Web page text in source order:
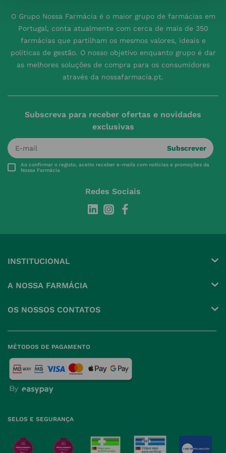
O Grupo Nossa Farmácia é o maior grupo de farmácias em
Portugal, conta atualmente com cerca de mais de 350
farmácias que partilham os mesmos valores, ideais e
políticas de gestão. O nosso objetivo enquanto grupo é dar
as melhores soluções de compra para os consumidores
através da nossafarmacia.pt.
Subscreva para receber ofertas e novidades
exclusivas
Subscrever
Ao confirmar o registo, aceito receber e-mails com notícias e promoções da
Nossa Farmácia
Redes Sociais
INSTITUCIONAL
A NOSSA FARMÁCIA
Política de Privacidade
Política de Cookies
Política de Devoluções
OS NOSSOS CONTATOS
Farmácias perto de si
MÉTODOS DE PAGAMENTO
SELOS E SEGURANÇA